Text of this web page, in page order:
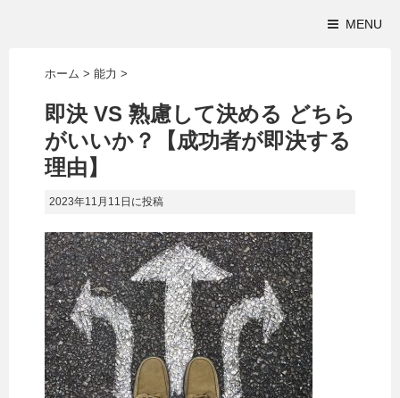
MENU
ホーム > 能力 >
即決 VS 熟慮して決める どちら
がいいか？【成功者が即決する
理由】
2023年11月11日 に投稿